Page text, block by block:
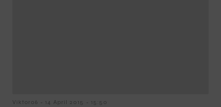
Viktor06 - 14 April 2015 - 15:50